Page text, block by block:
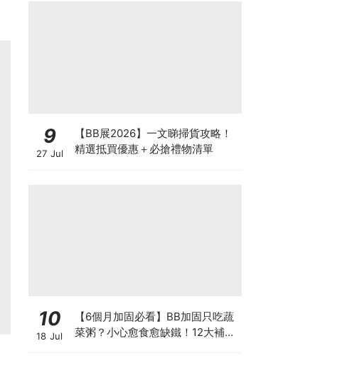
9
27 Jul
【BB展2026】一文睇掃貨攻略！
精選抵買優惠＋必搶禮物清單
10
18 Jul
【6個月加固必看】BB加固只吃蔬
菜粥？小心愈食愈缺鐵！12大補鐵